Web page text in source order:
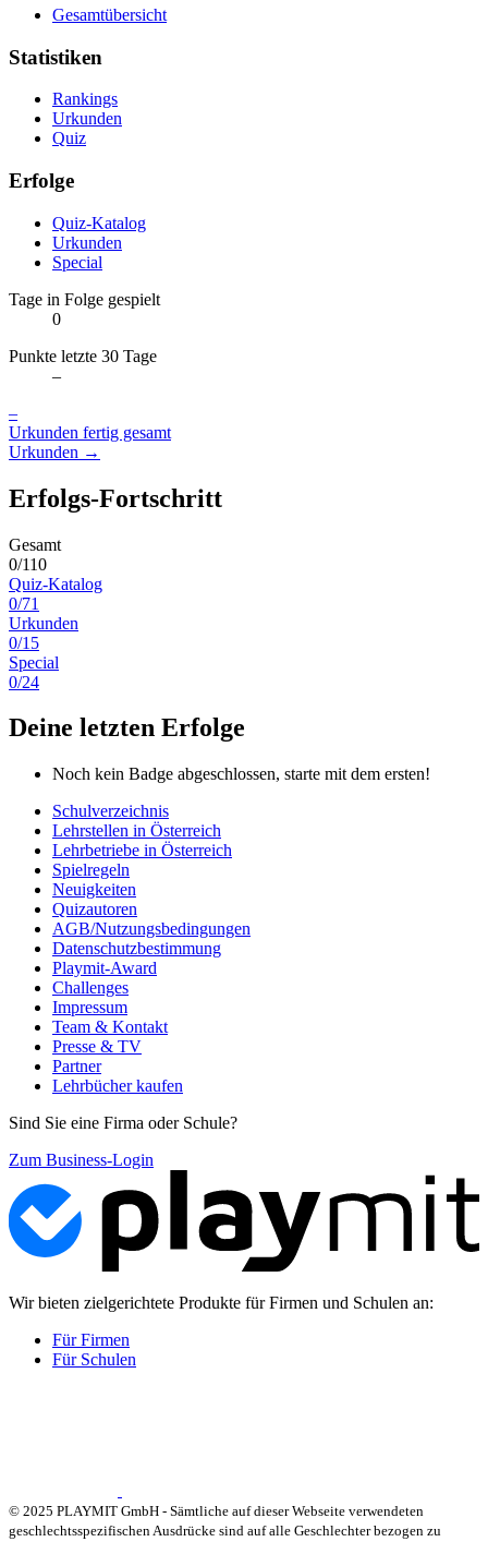
Gesamtübersicht
Statistiken
Rankings
Urkunden
Quiz
Erfolge
Quiz-Katalog
Urkunden
Special
Tage in Folge gespielt
0
Punkte letzte 30 Tage
–
–
Urkunden fertig gesamt
Urkunden →
Erfolgs-Fortschritt
Gesamt
0/110
Quiz-Katalog
0/71
Urkunden
0/15
Special
0/24
Deine letzten Erfolge
Noch kein Badge abgeschlossen, starte mit dem ersten!
Schulverzeichnis
Lehrstellen in Österreich
Lehrbetriebe in Österreich
Spielregeln
Neuigkeiten
Quizautoren
AGB/Nutzungsbedingungen
Datenschutzbestimmung
Playmit-Award
Challenges
Impressum
Team & Kontakt
Presse & TV
Partner
Lehrbücher kaufen
Sind Sie eine Firma oder Schule?
Zum Business-Login
Wir bieten zielgerichtete Produkte für Firmen und Schulen an:
Für Firmen
Für Schulen
© 2025 PLAYMIT GmbH - Sämtliche auf dieser Webseite verwendeten
geschlechtsspezifischen Ausdrücke sind auf alle Geschlechter bezogen zu